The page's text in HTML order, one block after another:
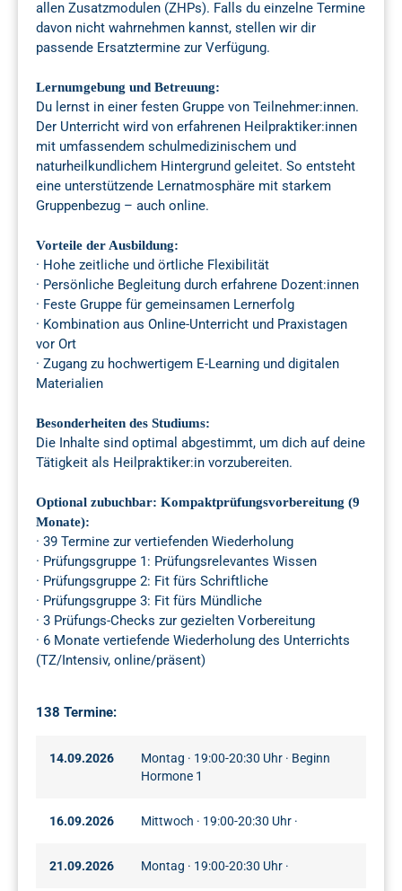
allen Zusatzmodulen (ZHPs). Falls du einzelne Termine
davon nicht wahrnehmen kannst, stellen wir dir
passende Ersatztermine zur Verfügung.
Lernumgebung und Betreuung:
Du lernst in einer festen Gruppe von Teilnehmer:innen.
Der Unterricht wird von erfahrenen Heilpraktiker:innen
mit umfassendem schulmedizinischem und
naturheilkundlichem Hintergrund geleitet. So entsteht
eine unterstützende Lernatmosphäre mit starkem
Gruppenbezug – auch online.
Vorteile der Ausbildung:
· Hohe zeitliche und örtliche Flexibilität
· Persönliche Begleitung durch erfahrene Dozent:innen
· Feste Gruppe für gemeinsamen Lernerfolg
· Kombination aus Online-Unterricht und Praxistagen
vor Ort
· Zugang zu hochwertigem E-Learning und digitalen
Materialien
Besonderheiten des Studiums:
Die Inhalte sind optimal abgestimmt, um dich auf deine
Tätigkeit als Heilpraktiker:in vorzubereiten.
Optional zubuchbar: Kompaktprüfungsvorbereitung (9
Monate):
· 39 Termine zur vertiefenden Wiederholung
· Prüfungsgruppe 1: Prüfungsrelevantes Wissen
· Prüfungsgruppe 2: Fit fürs Schriftliche
· Prüfungsgruppe 3: Fit fürs Mündliche
· 3 Prüfungs-Checks zur gezielten Vorbereitung
· 6 Monate vertiefende Wiederholung des Unterrichts
(TZ/Intensiv, online/präsent)
138 Termine:
14.09.2026
Montag · 19:00-20:30 Uhr · Beginn
Hormone 1
16.09.2026 Mittwoch · 19:00-20:30 Uhr ·
21.09.2026 Montag · 19:00-20:30 Uhr ·